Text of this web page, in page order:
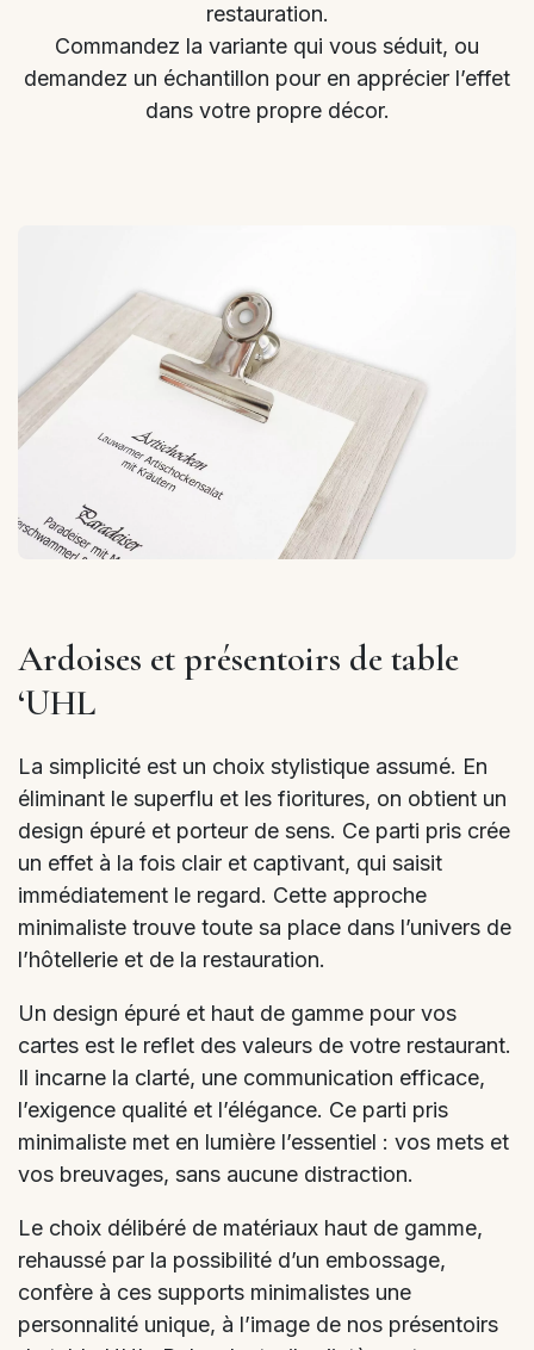
restauration.
Commandez la variante qui vous séduit, ou
demandez un échantillon pour en apprécier l’effet
dans votre propre décor.
Ardoises et présentoirs de table
‘UHL
La simplicité est un choix stylistique assumé. En
éliminant le superflu et les fioritures, on obtient un
design épuré et porteur de sens. Ce parti pris crée
un effet à la fois clair et captivant, qui saisit
immédiatement le regard. Cette approche
minimaliste trouve toute sa place dans l’univers de
l’hôtellerie et de la restauration.
Un design épuré et haut de gamme pour vos
cartes est le reflet des valeurs de votre restaurant.
Il incarne la clarté, une communication efficace,
l’exigence qualité et l’élégance. Ce parti pris
minimaliste met en lumière l’essentiel : vos mets et
vos breuvages, sans aucune distraction.
Le choix délibéré de matériaux haut de gamme,
rehaussé par la possibilité d’un embossage,
confère à ces supports minimalistes une
personnalité unique, à l’image de nos présentoirs